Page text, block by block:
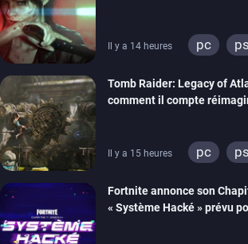
Il y a 14 heures pc
Tomb Raider: Legacy of
comment il compte
Il y a 15 heures pc
Fortnite annonce son
« Système Hacké » prévu